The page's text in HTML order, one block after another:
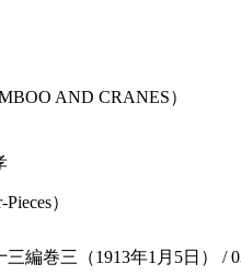
AND CRANES）
）
編巻三（1913年1月5日） /